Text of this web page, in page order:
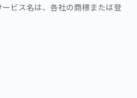
ビス名は、各社の商標または登